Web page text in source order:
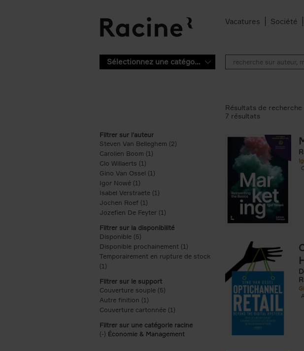
Vacatures Société
Sélectionnez une catégorie
Filtrer sur l'auteur
Steven Van Belleghem (2) Apply Steven Van Belleghem filter
Carolien Boom (1)
Clo Willaerts (1)
Gino Van Ossel (1)
Igor Nowé (1)
Isabel Verstraete (1) Apply Isabel Verstraete filter
Jochen Roef (1)
Jozefien De Feyter (1) Apply Jozefien De Feyter filter
Filtrer sur la disponibilité
Disponible (5)
Disponible prochainement (1) Apply Disponible prochainement filter
Temporairement en rupture de stock
(1) Apply Temporairement en rupture de stock filter
Filtrer sur le support
Couverture souple (5) Apply Couverture souple filter
Autre finition (1)
Couverture cartonnée (1) Apply Couverture cartonnée filter
Filtrer sur une catégorie racine
(-) Remove Économie & Management filter
Économie & Management
Résultats de recherche
7 résultats